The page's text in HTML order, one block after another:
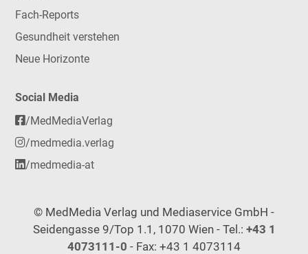
Fach-Reports
Gesundheit verstehen
Neue Horizonte
Social Media
/MedMediaVerlag
/medmedia.verlag
/medmedia-at
© MedMedia Verlag und Mediaservice GmbH -
Seidengasse 9/Top 1.1, 1070 Wien - Tel.: +43 1
4073111-0 - Fax: +43 1 4073114